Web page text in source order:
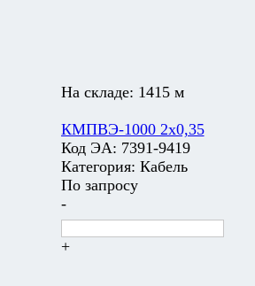
На складе: 1415 м
КМПВЭ-1000 2х0,35
Код ЭА: 7391-9419
Категория: Кабель
По запросу
-
+